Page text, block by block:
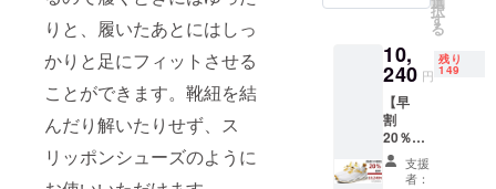
りと、履いたあとにはしっ
かりと足にフィットさせる
ことができます。靴紐を結
んだり解いたりせず、ス
リッポンシューズのように
社日進商事
2.業務責任
者 小林
3.お問い合わ
せ先 通信
お届け
定です
が、生
産、配
送状況
により
遅れる
可能性
もござ
択
す
る
10,
240 円
残り
149
【早
割
20％OF
F】 ス
ニー支援
者：